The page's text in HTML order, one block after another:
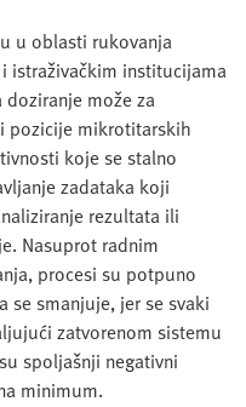
u oblasti rukovanja
istraživačkim institucijama
može za
pozicije mikrotitarskih
koje se stalno
zadataka koji
rezultata ili
Nasuprot radnim
procesi su potpuno
se smanjuje, jer se svaki
zatvorenom sistemu
spoljašnji negativni
minimum.